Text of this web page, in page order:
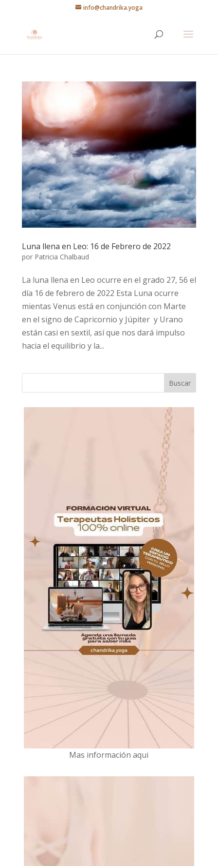
info@chandrika.yoga
Luna llena en Leo: 16 de Febrero de 2022
por Patricia Chalbaud
La luna llena en Leo ocurre en el grado 27, 56 el
día 16 de febrero de 2022 Esta Luna ocurre
mientas Venus está en conjunción con Marte
en el signo de Capricornio y Júpiter y Urano
están casi en sextil, así que nos dará impulso
hacia el equilibrio y la...
Mas información aqui